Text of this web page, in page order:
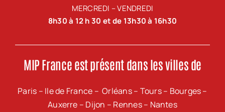
MERCREDI – VENDREDI
8h30 à 12 h 30 et de 13h30 à 16h30
MIP France est présent dans les villes de
Paris – Ile de France – Orléans – Tours – Bourges –
Auxerre – Dijon – Rennes – Nantes